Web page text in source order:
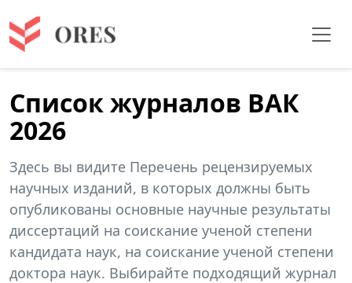
Список журналов ВАК
2026
Здесь вы видите Перечень рецензируемых
научных изданий, в которых должны быть
опубликованы основные научные результаты
диссертаций на соискание ученой степени
кандидата наук, на соискание ученой степени
доктора наук. Выбирайте подходящий журнал